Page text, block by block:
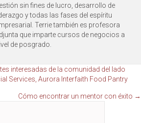
sin fines de lucro, desarrollo de
y todas las fases del espíritu
Terrie también es profesora
que imparte cursos de negocios a
de posgrado.
interesadas de la comunidad del lado
Services, Aurora Interfaith Food Pantry
Cómo encontrar un mentor con éxito →